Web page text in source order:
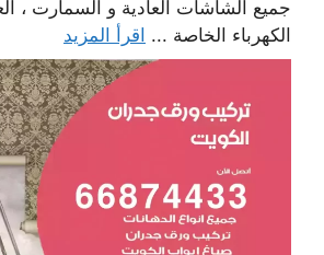
جميع الشاشات العادية و السمارت ،
الكهرباء الخاصة ... اقرأ المزيد